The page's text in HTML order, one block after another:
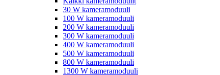
30 W kameramoduuli
100 W kameramoduuli
200 W kameramoduuli
300 W kameramoduuli
400 W kameramoduuli
500 W kameramoduuli
800 W kameramoduuli
1300 W kameramoduuli